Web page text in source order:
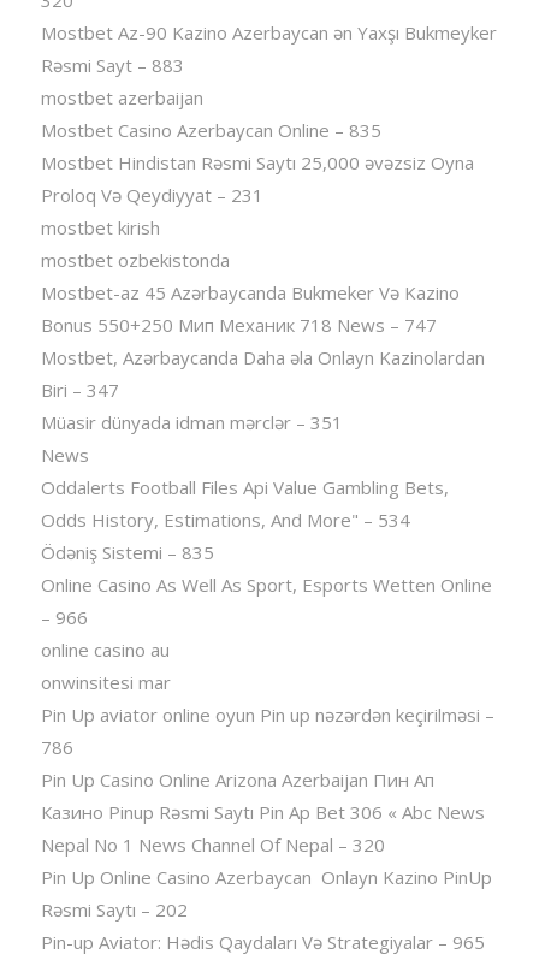
Mostbet Az-90 Kazino Azerbaycan ən Yaxşı Bukmeyker
Rəsmi Sayt – 883
mostbet azerbaijan
Mostbet Casino Azerbaycan Online – 835
Mostbet Hindistan Rəsmi Saytı 25,000 əvəzsiz Oyna
Proloq Və Qeydiyyat – 231
mostbet kirish
mostbet ozbekistonda
Mostbet-az 45 Azərbaycanda Bukmeker Və Kazino
Bonus 550+250 Мип Механик 718 News – 747
Mostbet, Azərbaycanda Daha əla Onlayn Kazinolardan
Biri – 347
Müasir dünyada idman mərclər – 351
News
Oddalerts Football Files Api Value Gambling Bets,
Odds History, Estimations, And More" – 534
Ödəniş Sistemi – 835
Online Casino As Well As Sport, Esports Wetten Online
– 966
online casino au
onwinsitesi mar
Pin Up aviator️ online oyun Pin up nəzərdən keçirilməsi –
786
Pin Up Casino Online Arizona Azerbaijan Пин Ап
Казино Pinup Rəsmi Saytı Pin Ap Bet 306 « Abc News
Nepal No 1 News Channel Of Nepal – 320
Pin Up Online Casino Azerbaycan ️ Onlayn Kazino PinUp
Rəsmi Saytı – 202
Pin-up Aviator: Hədis Qaydaları Və Strategiyalar – 965